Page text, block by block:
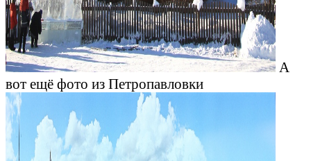
А
вот ещё фото из Петропавловки